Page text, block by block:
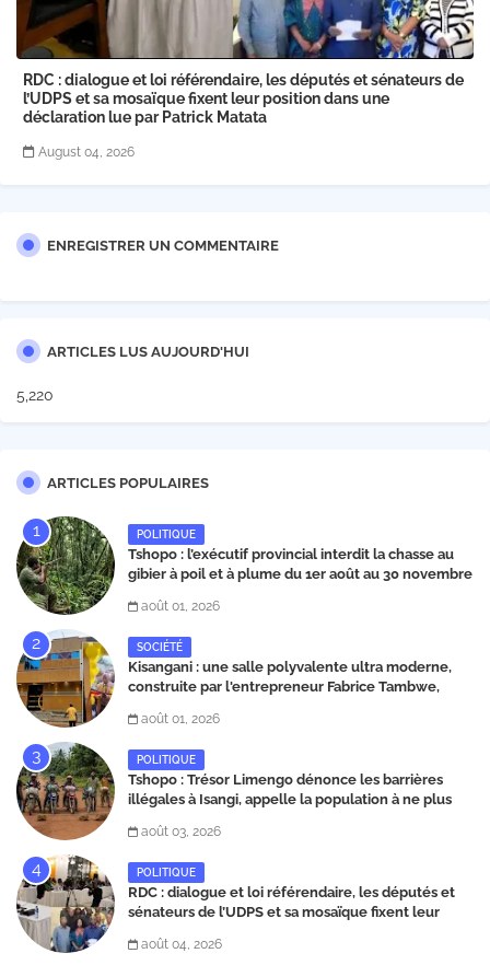
RDC : dialogue et loi référendaire, les députés et sénateurs de
l’UDPS et sa mosaïque fixent leur position dans une
déclaration lue par Patrick Matata
August 04, 2026
ENREGISTRER UN COMMENTAIRE
ARTICLES LUS AUJOURD'HUI
5,220
ARTICLES POPULAIRES
POLITIQUE
Tshopo : l’exécutif provincial interdit la chasse au
gibier à poil et à plume du 1er août au 30 novembre
août 01, 2026
SOCIÉTÉ
Kisangani : une salle polyvalente ultra moderne,
construite par l'entrepreneur Fabrice Tambwe,
août 01, 2026
POLITIQUE
Tshopo : Trésor Limengo dénonce les barrières
illégales à Isangi, appelle la population à ne plus
août 03, 2026
POLITIQUE
RDC : dialogue et loi référendaire, les députés et
sénateurs de l’UDPS et sa mosaïque fixent leur
Matata
août 04, 2026